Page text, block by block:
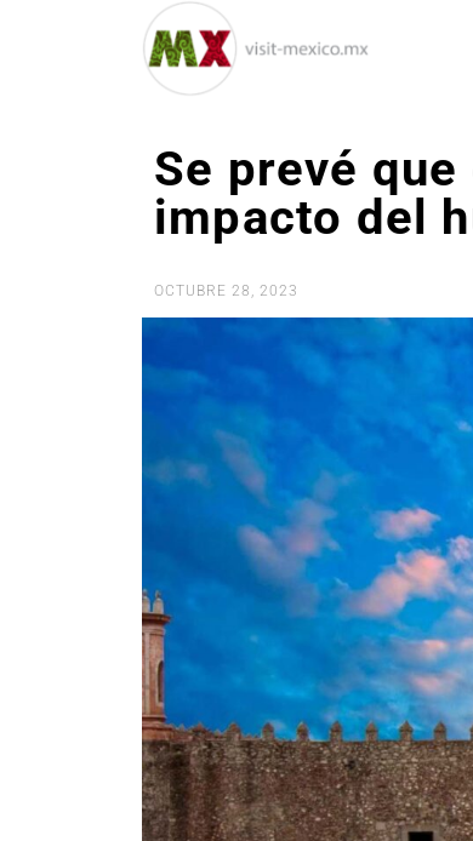
Se prevé
impacto del
OCTUBRE 28, 2023